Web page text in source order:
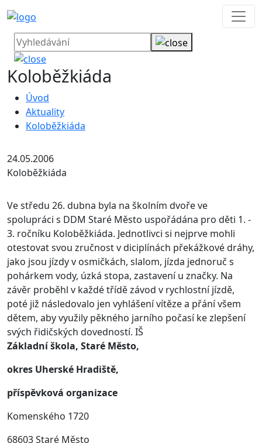
Koloběžkiáda
Úvod
Aktuality
Koloběžkiáda
24.05.2006
Koloběžkiáda
Ve středu 26. dubna byla na školním dvoře ve
spolupráci s DDM Staré Město uspořádána pro děti 1. -
3. ročníku Koloběžkiáda. Jednotlivci si nejprve mohli
otestovat svou zručnost v diciplínách překážkové dráhy,
jako jsou jízdy v osmičkách, slalom, jízda jednoruč s
pohárkem vody, úzká stopa, zastavení u značky. Na
závěr proběhl v každé třídě závod v rychlostní jízdě,
poté již následovalo jen vyhlášení vítěze a přání všem
dětem, aby využily pěkného jarního počasí ke zlepšení
svých řidičských dovedností. IŠ
Základní škola, Staré Město,
okres Uherské Hradiště,
příspěvková organizace
Komenského 1720
68603 Staré Město